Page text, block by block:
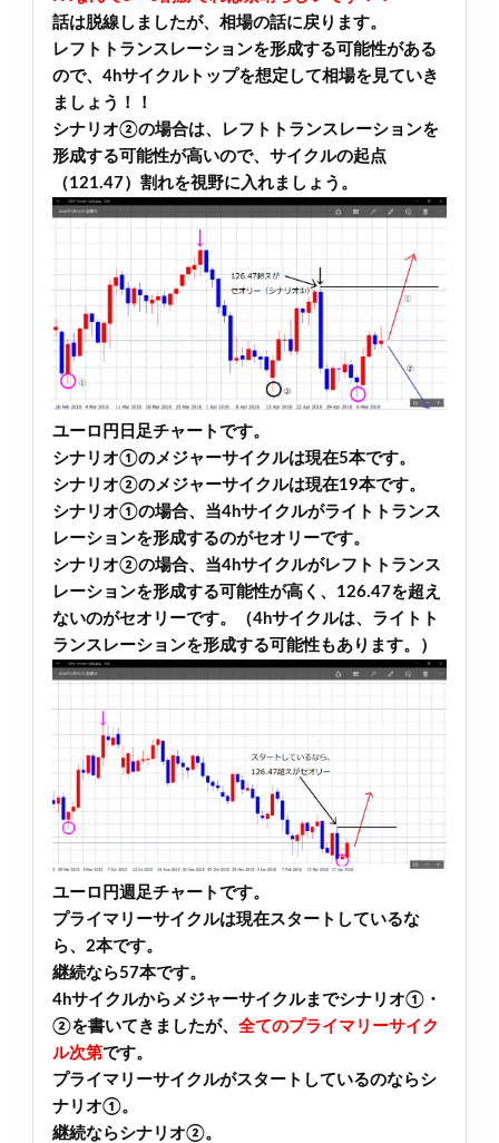
話は脱線しましたが、相場の話に戻ります。
レフトトランスレーションを形成する可能性がある
ので、4hサイクルトップを想定して相場を見ていき
ましょう！！
シナリオ②の場合は、レフトトランスレーションを
形成する可能性が高いので、サイクルの起点
（121.47）割れを視野に入れましょう。
ユーロ円日足チャートです。
シナリオ①のメジャーサイクルは現在5本です。
シナリオ②のメジャーサイクルは現在19本です。
シナリオ①の場合、当4hサイクルがライトトランス
レーションを形成するのがセオリーです。
シナリオ②の場合、当4hサイクルがレフトトランス
レーションを形成する可能性が高く、126.47を超え
ないのがセオリーです。（4hサイクルは、ライトト
ランスレーションを形成する可能性もあります。）
ユーロ円週足チャートです。
プライマリーサイクルは現在スタートしているな
ら、2本です。
継続なら57本です。
4hサイクルからメジャーサイクルまでシナリオ①・
②を書いてきましたが、 全てのプライマリーサイク
ル次第です。
プライマリーサイクルがスタートしているのならシ
ナリオ①。
継続ならシナリオ②。